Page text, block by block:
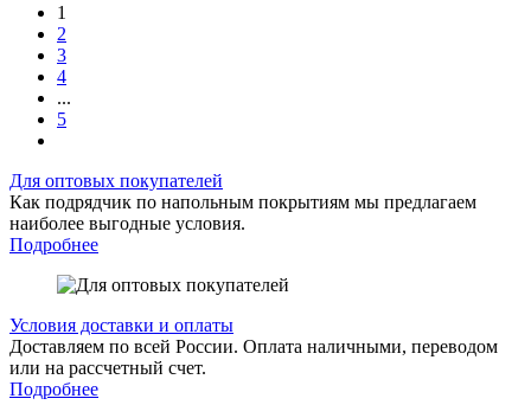
1
2
3
4
...
5
Для оптовых покупателей
Как подрядчик по напольным покрытиям мы предлагаем
наиболее выгодные условия.
Подробнее
Условия доставки и оплаты
Доставляем по всей России. Оплата наличными, переводом
или на рассчетный счет.
Подробнее